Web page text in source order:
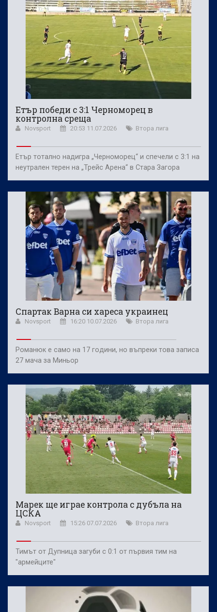
Етър победи с 3:1 Черноморец в
контролна среща
Novsport 20:53 11.07.2026 Втора лига
Етър тотално надигра „Черноморец“ и спечели с 3:1 на
неутрален терен на „Трейс Арена“ в Стара Загора
Спартак Варна си хареса украинец
Novsport 16:20 10.07.2026 Втора лига
Романюк е само на 17 години, но въпреки това записа
27 мача за Миньор
Марек ще играе контрола с дубъла на
ЦСКА
Novsport 15:26 07.07.2026 Втора лига
Тимът от Дупница загуби с 0:1 от първия тим на
"армейците"